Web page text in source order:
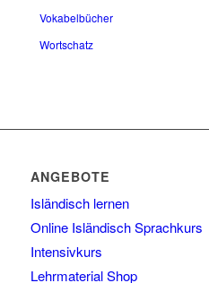
Vokabelbücher
Wortschatz
ANGEBOTE
Isländisch lernen
Online Isländisch Sprachkurs
Intensivkurs
Lehrmaterial Shop